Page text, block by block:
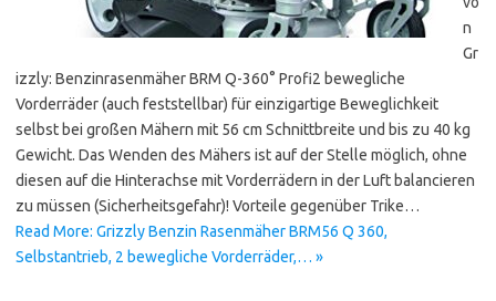
n
Gr
izzly: Benzinrasenmäher BRM Q-360° Profi2 bewegliche
Vorderräder (auch feststellbar) für einzigartige Beweglichkeit
selbst bei großen Mähern mit 56 cm Schnittbreite und bis zu 40 kg
Gewicht. Das Wenden des Mähers ist auf der Stelle möglich, ohne
diesen auf die Hinterachse mit Vorderrädern in der Luft balancieren
zu müssen (Sicherheitsgefahr)! Vorteile gegenüber Trike…
Read More: Grizzly Benzin Rasenmäher BRM56 Q 360,
Selbstantrieb, 2 bewegliche Vorderräder,… »